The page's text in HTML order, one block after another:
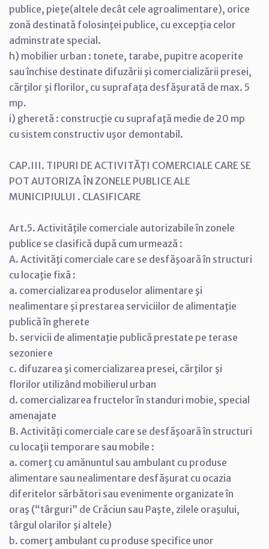
publice, pieţe(altele decât cele agroalimentare), orice
zonă destinată folosinţei publice, cu excepţia celor
adminstrate special.
h) mobilier urban : tonete, tarabe, pupitre acoperite
sau închise destinate difuzării şi comercializării presei,
cărţilor şi florilor, cu suprafaţa desfăşurată de max. 5
mp.
i) gheretă : construcţie cu suprafaţă medie de 20 mp
cu sistem constructiv uşor demontabil.
CAP.III. TIPURI DE ACTIVITĂŢI COMERCIALE CARE SE
POT AUTORIZA ÎN ZONELE PUBLICE ALE
MUNICIPIULUI . CLASIFICARE
Art.5. Activităţile comerciale autorizabile în zonele
publice se clasifică după cum urmează :
A. Activităţi comerciale care se desfăşoară în structuri
cu locaţie fixă :
a. comercializarea produselor alimentare şi
nealimentare şi prestarea serviciilor de alimentaţie
publică în gherete
b. servicii de alimentaţie publică prestate pe terase
sezoniere
c. difuzarea şi comercializarea presei, cărţilor şi
florilor utilizând mobilierul urban
d. comercializarea fructelor în standuri mobie, special
amenajate
B. Activităţi comerciale care se desfăşoară în structuri
cu locaţii temporare sau mobile :
a. comerţ cu amănuntul sau ambulant cu produse
alimentare sau nealimentare desfăşurat cu ocazia
diferitelor sărbători sau evenimente organizate în
oraş (“târguri” de Crăciun sau Paşte, zilele oraşului,
târgul olarilor şi altele)
b. comerţ ambulant cu produse specifice unor